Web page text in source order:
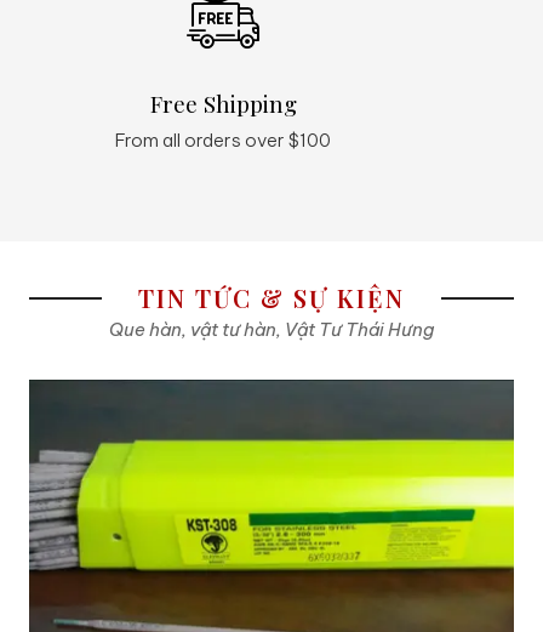
Free Shipping
From all orders over $100
TIN TỨC & SỰ KIỆN
Que hàn, vật tư hàn, Vật Tư Thái Hưng